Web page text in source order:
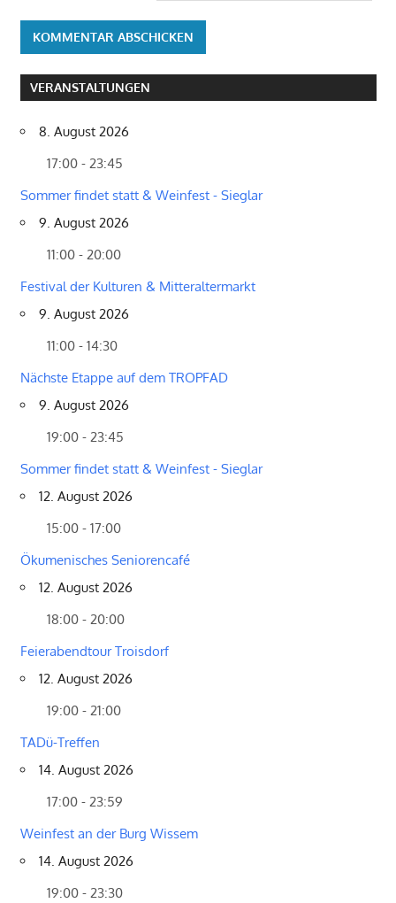
VERANSTALTUNGEN
8. August 2026
17:00 - 23:45
Sommer findet statt & Weinfest - Sieglar
9. August 2026
11:00 - 20:00
Festival der Kulturen & Mitteraltermarkt
9. August 2026
11:00 - 14:30
Nächste Etappe auf dem TROPFAD
9. August 2026
19:00 - 23:45
Sommer findet statt & Weinfest - Sieglar
12. August 2026
15:00 - 17:00
Ökumenisches Seniorencafé
12. August 2026
18:00 - 20:00
Feierabendtour Troisdorf
12. August 2026
19:00 - 21:00
TADü-Treffen
14. August 2026
17:00 - 23:59
Weinfest an der Burg Wissem
14. August 2026
19:00 - 23:30